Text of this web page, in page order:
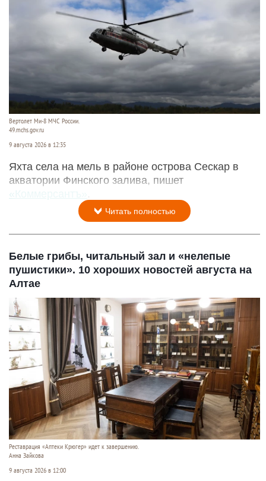
Вертолет Ми-8 МЧС России.
49.mchs.gov.ru
9 августа 2026 в 12:35
Яхта села на мель в районе острова Сескар в
акватории Финского залива, пишет
«Коммерсантъ»
Читать полностью
Белые грибы, читальный зал и «нелепые
пушистики». 10 хороших новостей августа на
Алтае
Реставрация «Аптеки Крюгер» идет к завершению.
Анна Зайкова
9 августа 2026 в 12:00